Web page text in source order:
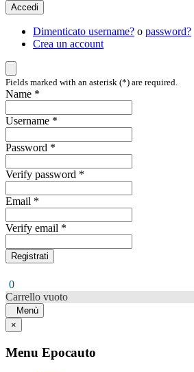
Accedi
Dimenticato username? o password?
Crea un account
Fields marked with an asterisk (*) are required.
Name *
Username *
Password *
Verify password *
Email *
Verify email *
Registrati
0
Carrello vuoto
Menù
×
Menu Epocauto